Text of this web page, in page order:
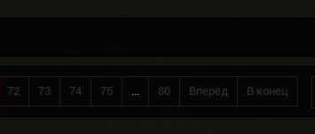
72 73 74 75 ... 80 Вперед В конец